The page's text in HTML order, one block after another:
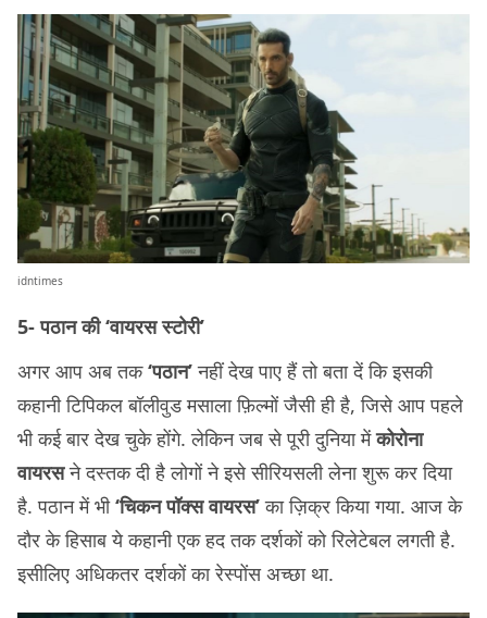
idntimes
5- पठान की ‘वायरस स्टोरी’
अगर आप अब तक‘पठान’नहीं देख पाए हैं तो बता दें कि इसकी
कहानी टिपिकल बॉलीवुड मसाला फ़िल्मों जैसी ही है, जिसे आप पहले
भी कई बार देख चुके होंगे. लेकिन जब से पूरी दुनिया मेंकोरोना
वायरसने दस्तक दी है लोगों ने इसे सीरियसली लेना शुरू कर दिया
है. पठान में भी‘चिकन पॉक्स वायरस’का ज़िक्र किया गया. आज के
दौर के हिसाब ये कहानी एक हद तक दर्शकों को रिलेटेबल लगती है.
इसीलिए अधिकतर दर्शकों का रेस्पोंस अच्छा था.